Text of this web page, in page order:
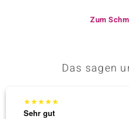
Zum
Das sagen
★★★★★
Sehr gut